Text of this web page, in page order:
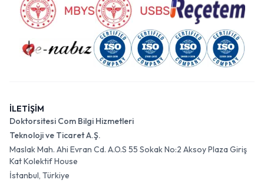
İLETİŞİM
Doktorsitesi Com Bilgi Hizmetleri
Teknoloji ve Ticaret A.Ş.
Maslak Mah. Ahi Evran Cd. A.O.S 55 Sokak No:2 Aksoy Plaza Giriş
Kat Kolektif House
İstanbul, Türkiye